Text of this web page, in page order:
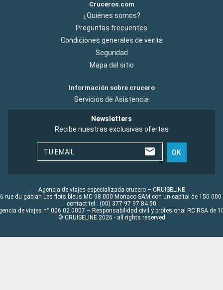
Cruceros.com
¿Quiénes somos?
Preguntas frecuentes
Condiciones generales de venta
Seguridad
Mapa del sitio
Información sobre crucero
Servicios de Asistencia
Newsletters
Recibe nuestras exclusivas ofertas
TU EMAIL OK
Agencia de viajes especializada crucero – CRUISELINE
rue du gabian Les flots bleus MC 98 000 Monaco SAM con un capital de 150 000
contact tel : (00) 377 97 97 84 50
de viajes n° 006 02 0007 – Responsabilidad civil y profesional RC RSA de
© CRUISELINE 2026 - all rights reserved